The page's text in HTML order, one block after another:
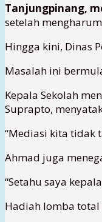
Tanjungpinang,
setelah
Hingga kini, Dinas
Masalah ini
Kepala Sekolah
Suprapto,
“Mediasi kita tidak
Ahmad juga
“Setahu saya
Hadiah lomba total